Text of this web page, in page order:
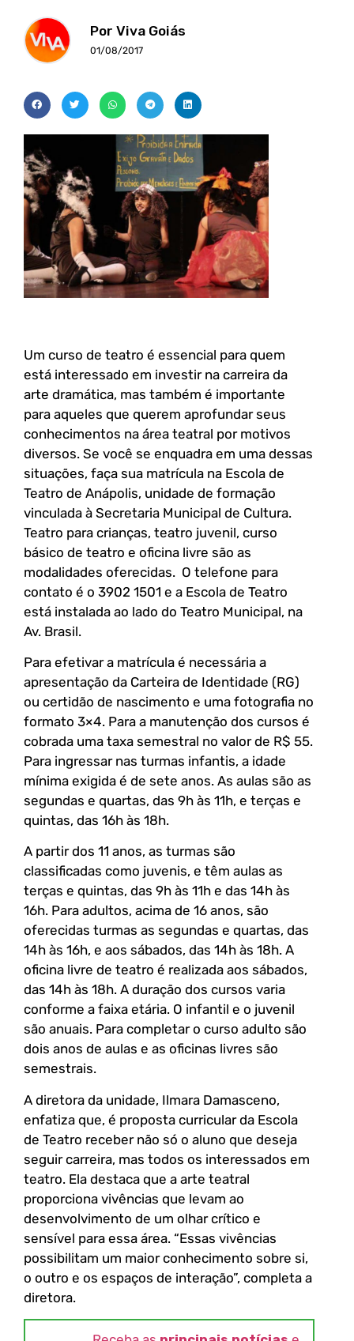
Por Viva Goiás
01/08/2017
Um curso de teatro é essencial para quem
está interessado em investir na carreira da
arte dramática, mas também é importante
para aqueles que querem aprofundar seus
conhecimentos na área teatral por motivos
diversos. Se você se enquadra em uma dessas
situações, faça sua matrícula na Escola de
Teatro de Anápolis, unidade de formação
vinculada à Secretaria Municipal de Cultura.
Teatro para crianças, teatro juvenil, curso
básico de teatro e oficina livre são as
modalidades oferecidas. O telefone para
contato é o 3902 1501 e a Escola de Teatro
está instalada ao lado do Teatro Municipal, na
Av. Brasil.
Para efetivar a matrícula é necessária a
apresentação da Carteira de Identidade (RG)
ou certidão de nascimento e uma fotografia no
formato 3×4. Para a manutenção dos cursos é
cobrada uma taxa semestral no valor de R$ 55.
Para ingressar nas turmas infantis, a idade
mínima exigida é de sete anos. As aulas são as
segundas e quartas, das 9h às 11h, e terças e
quintas, das 16h às 18h.
A partir dos 11 anos, as turmas são
classificadas como juvenis, e têm aulas as
terças e quintas, das 9h às 11h e das 14h às
16h. Para adultos, acima de 16 anos, são
oferecidas turmas as segundas e quartas, das
14h às 16h, e aos sábados, das 14h às 18h. A
oficina livre de teatro é realizada aos sábados,
das 14h às 18h. A duração dos cursos varia
conforme a faixa etária. O infantil e o juvenil
são anuais. Para completar o curso adulto são
dois anos de aulas e as oficinas livres são
semestrais.
A diretora da unidade, Ilmara Damasceno,
enfatiza que, é proposta curricular da Escola
de Teatro receber não só o aluno que deseja
seguir carreira, mas todos os interessados em
teatro. Ela destaca que a arte teatral
proporciona vivências que levam ao
desenvolvimento de um olhar crítico e
sensível para essa área. “Essas vivências
possibilitam um maior conhecimento sobre si,
o outro e os espaços de interação”, completa a
diretora.